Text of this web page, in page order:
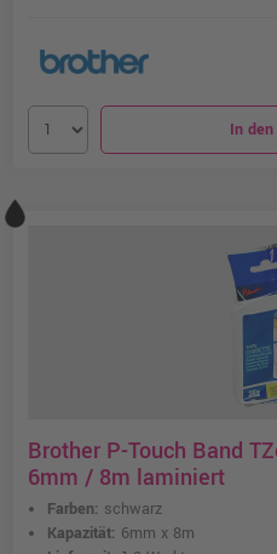
In
Brother P-Touch Band
6mm / 8m laminiert
Farben: schwarz
Kapazität: 6mm x 8m